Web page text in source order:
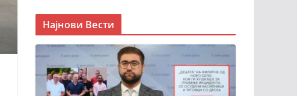
Најнови Вести